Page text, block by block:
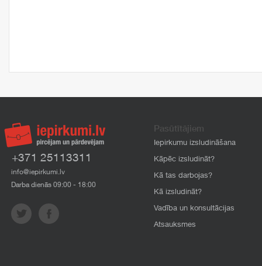
+371 25113311
info@iepirkumi.lv
Darba dienās 09:00 - 18:00
Pasūtītājiem
Iepirkumu izsludināšana
Kāpēc izsludināt?
Kā tas darbojas?
Kā izsludināt?
Vadība un konsultācijas
Atsauksmes